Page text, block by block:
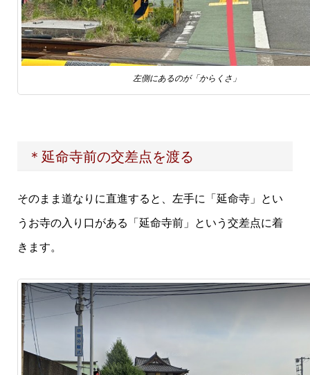
左側にあるのが「からくさ」
＊延命寺前の交差点を渡る
そのまま道なりに直進すると、左手に「延命寺」とい
うお寺の入り口がある「延命寺前」という交差点に着
きます。